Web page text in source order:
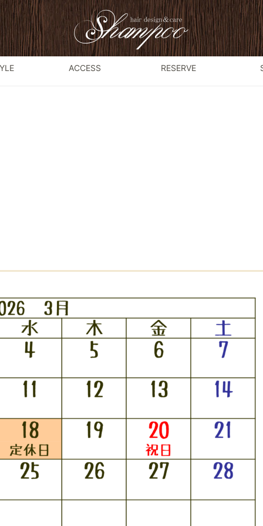
ACCESS RESERVE